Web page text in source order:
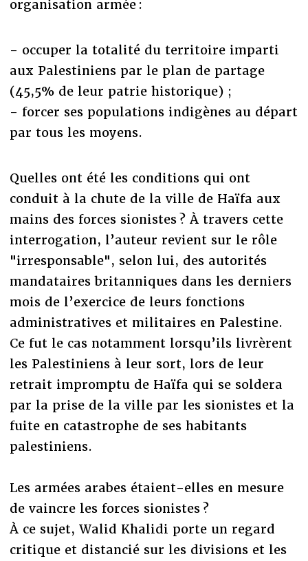
organisation armée :
- occuper la totalité du territoire imparti
aux Palestiniens par le plan de partage
(45,5% de leur patrie historique) ;
- forcer ses populations indigènes au départ
par tous les moyens.
Quelles ont été les conditions qui ont
conduit à la chute de la ville de Haïfa aux
mains des forces sionistes ? À travers cette
interrogation, l’auteur revient sur le rôle
"irresponsable", selon lui, des autorités
mandataires britanniques dans les derniers
mois de l’exercice de leurs fonctions
administratives et militaires en Palestine.
Ce fut le cas notamment lorsqu’ils livrèrent
les Palestiniens à leur sort, lors de leur
retrait impromptu de Haïfa qui se soldera
par la prise de la ville par les sionistes et la
fuite en catastrophe de ses habitants
palestiniens.
Les armées arabes étaient-elles en mesure
de vaincre les forces sionistes ?
À ce sujet, Walid Khalidi porte un regard
critique et distancié sur les divisions et les